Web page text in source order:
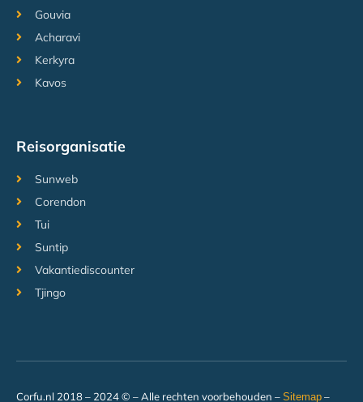
Gouvia
Acharavi
Kerkyra
Kavos
Reisorganisatie
Sunweb
Corendon
Tui
Suntip
Vakantiediscounter
Tjingo
Corfu.nl 2018 – 2024 © – Alle rechten voorbehouden – Sitemap –